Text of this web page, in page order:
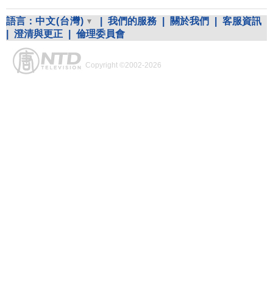
語言： 中文(台灣) 我們的服務 關於我們
客服資訊
澄清與更正 倫理委員會
Copyright ©2002-2026